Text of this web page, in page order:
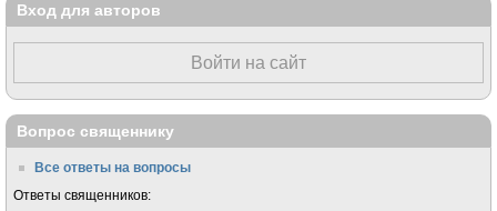
Вход для авторов
Войти на сайт
Вопрос священнику
Все ответы на вопросы
Ответы священников: